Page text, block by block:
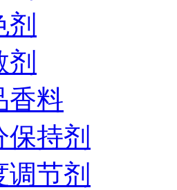
香料
保持剂
调节剂